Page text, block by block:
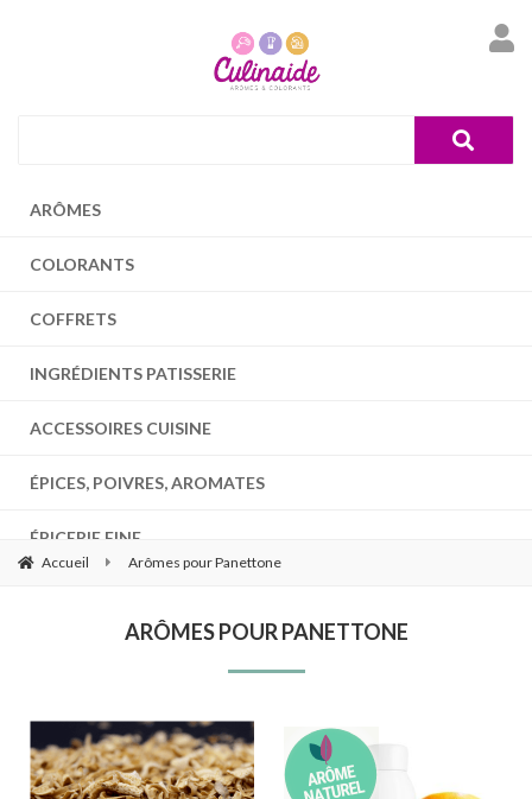
ARÔMES
COLORANTS
COFFRETS
INGRÉDIENTS PATISSERIE
ACCESSOIRES CUISINE
ÉPICES, POIVRES, AROMATES
ÉPICERIE FINE
Accueil Arômes pour Panettone
ARÔMES POUR PANETTONE